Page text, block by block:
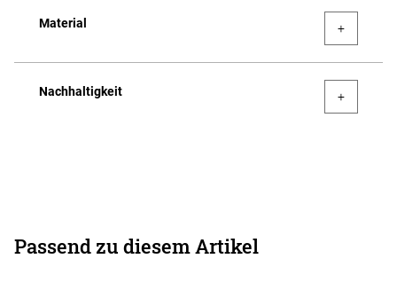
Material
Nachhaltigkeit
Passend zu diesem Artikel